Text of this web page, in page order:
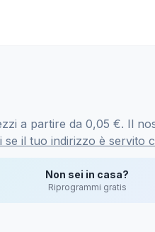
a partire da 0,05 €. Il
se il tuo indirizzo è servito
Non sei in casa?
Riprogrammi gratis